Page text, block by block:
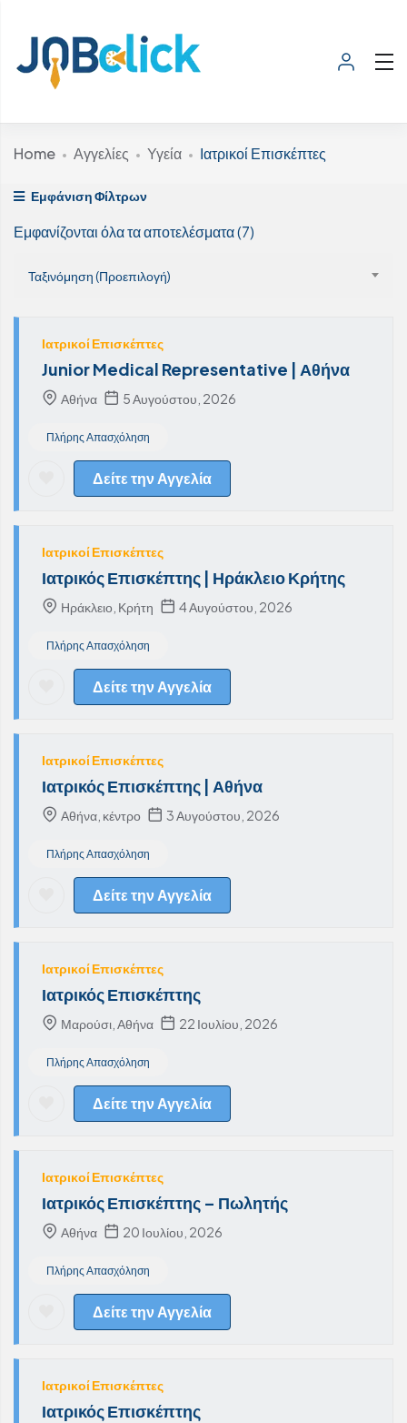
Home Αγγελίες Υγεία Ιατρικοί Επισκέπτες
Εμφάνιση Φίλτρων
Εμφανίζονται όλα τα αποτελέσματα (7)
Ταξινόμηση (Προεπιλογή)
Ιατρικοί Επισκέπτες
Junior Medical Representative | Αθήνα
Αθήνα 5 Αυγούστου, 2026
Πλήρης Απασχόληση
Δείτε την Αγγελία
Ιατρικοί Επισκέπτες
Ιατρικός Επισκέπτης | Ηράκλειο Κρήτης
Ηράκλειο, Κρήτη 4 Αυγούστου, 2026
Πλήρης Απασχόληση
Δείτε την Αγγελία
Ιατρικοί Επισκέπτες
Ιατρικός Επισκέπτης | Αθήνα
Αθήνα, κέντρο 3 Αυγούστου, 2026
Πλήρης Απασχόληση
Δείτε την Αγγελία
Ιατρικοί Επισκέπτες
Ιατρικός Επισκέπτης
Μαρούσι, Αθήνα 22 Ιουλίου, 2026
Πλήρης Απασχόληση
Δείτε την Αγγελία
Ιατρικοί Επισκέπτες
Ιατρικός Επισκέπτης – Πωλητής
Αθήνα 20 Ιουλίου, 2026
Πλήρης Απασχόληση
Δείτε την Αγγελία
Ιατρικοί Επισκέπτες
Ιατρικός Επισκέπτης